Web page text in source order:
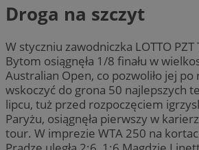
Droga na szczyt
W styczniu zawodniczka LOTTO
Bytom osiągnęła 1/8 finału w
Australian Open, co pozwoliło jej po
wskoczyć do grona 50 najlepszych
lipcu, tuż przed rozpoczęciem
Paryżu, osiągnęła pierwszy w
tour. W imprezie WTA 250 na